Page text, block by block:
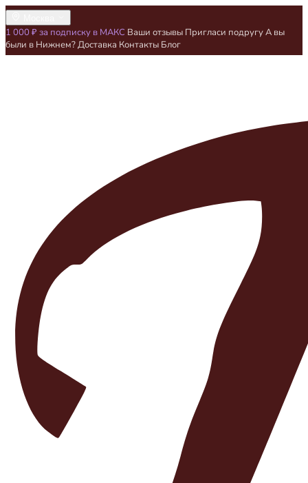
1 000 ₽ за подписку в МАКС Ваши отзывы Пригласи подругуА вы
были в Нижнем?Доставка Контакты Блог